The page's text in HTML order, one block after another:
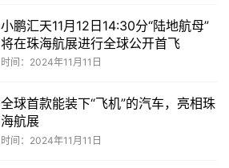
小鹏汇天11月12日14:30分“陆地航母”
将在珠海航展进行全球公开首飞
时间：2024年11月11日
全球首款能装下“飞机”的汽车，亮相珠
海航展
时间：2024年11月11日